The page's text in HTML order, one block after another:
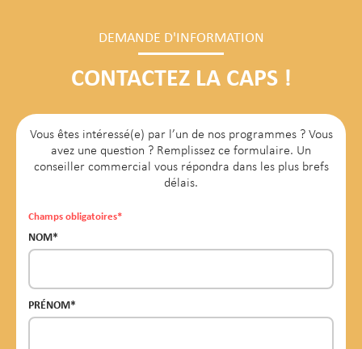
DEMANDE D'INFORMATION
CONTACTEZ LA CAPS !
Vous êtes intéressé(e) par l’un de nos programmes ? Vous
avez une question ? Remplissez ce formulaire. Un
conseiller commercial vous répondra dans les plus brefs
délais.
Champs obligatoires*
NOM*
PRÉNOM*